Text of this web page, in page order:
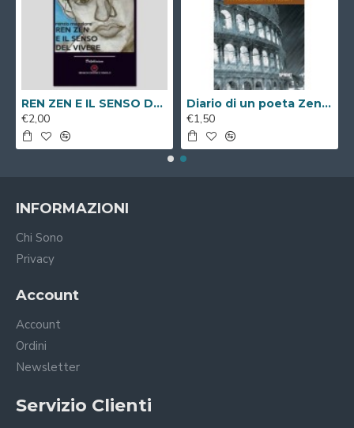
REN ZEN E IL SENSO DEL VIVERE ( Libro Digitale )
€2,00
Diario di un poeta Zen a passeggio per Roma ( Libro Digitale )
€1,50
INFORMAZIONI
Chi Sono
Privacy
Account
Account
Ordini
Newsletter
Servizio Clienti